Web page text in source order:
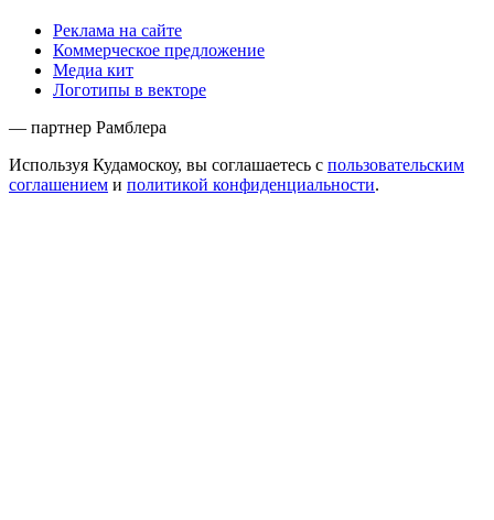
Реклама на сайте
Коммерческое предложение
Медиа кит
Логотипы в векторе
— партнер Рамблера
Используя Кудамоскоу, вы соглашаетесь с пользовательским
соглашением и политикой конфиденциальности.